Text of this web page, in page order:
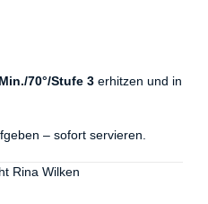
70°/Stufe 3 erhitzen und in
– sofort servieren.
Rina Wilken